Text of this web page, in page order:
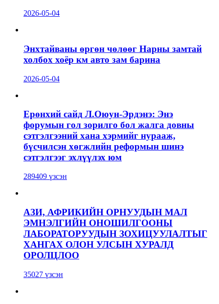
2026-05-04
Энхтайваны өргөн чөлөөг Нарны замтай
холбох хоёр км авто зам барина
2026-05-04
Ерөнхий сайд Л.Оюун-Эрдэнэ: Энэ
форумын гол зорилго бол жалга довны
сэтгэлгээний хана хэрмийг нурааж,
бүсчилсэн хөгжлийн реформын шинэ
сэтгэлгээг эхлүүлэх юм
289409 үзсэн
АЗИ, АФРИКИЙН ОРНУУДЫН МАЛ
ЭМНЭЛГИЙН ОНОШИЛГООНЫ
ЛАБОРАТОРУУДЫН ЗОХИЦУУЛАЛТЫГ
ХАНГАХ ОЛОН УЛСЫН ХУРАЛД
ОРОЛЦЛОО
35027 үзсэн